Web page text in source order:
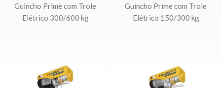
Guincho Prime com Trole
Elétrico 300/600 kg
Guincho Prime com Trole
Elétrico 150/300 kg